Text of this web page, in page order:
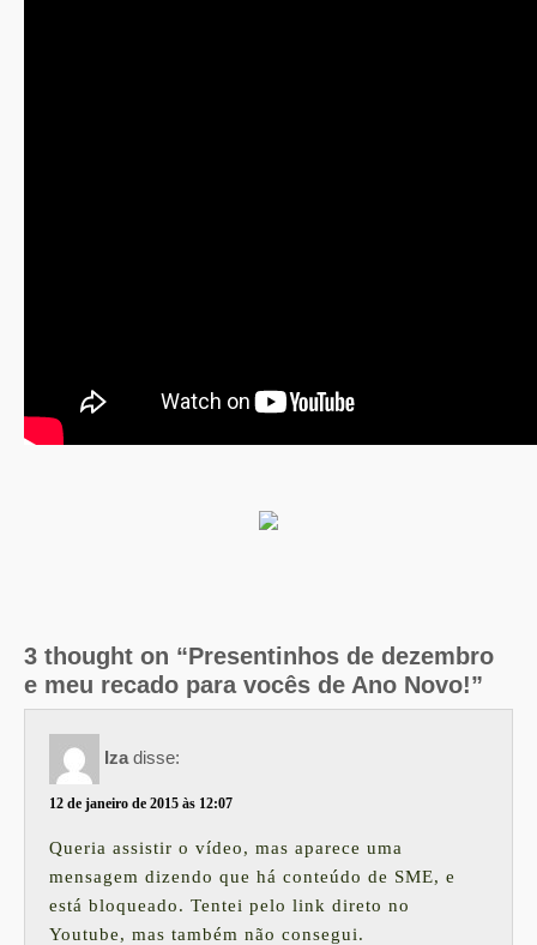
3 thought on “Presentinhos de dezembro
e meu recado para vocês de Ano Novo!”
Iza disse:
12 de janeiro de 2015 às 12:07
Queria assistir o vídeo, mas aparece uma
mensagem dizendo que há conteúdo de SME, e
está bloqueado. Tentei pelo link direto no
Youtube, mas também não consegui.